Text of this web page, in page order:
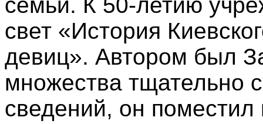
семьи. К 50-летию
свет «История
девиц». Автором был
множества тщательно
сведений, он поместил